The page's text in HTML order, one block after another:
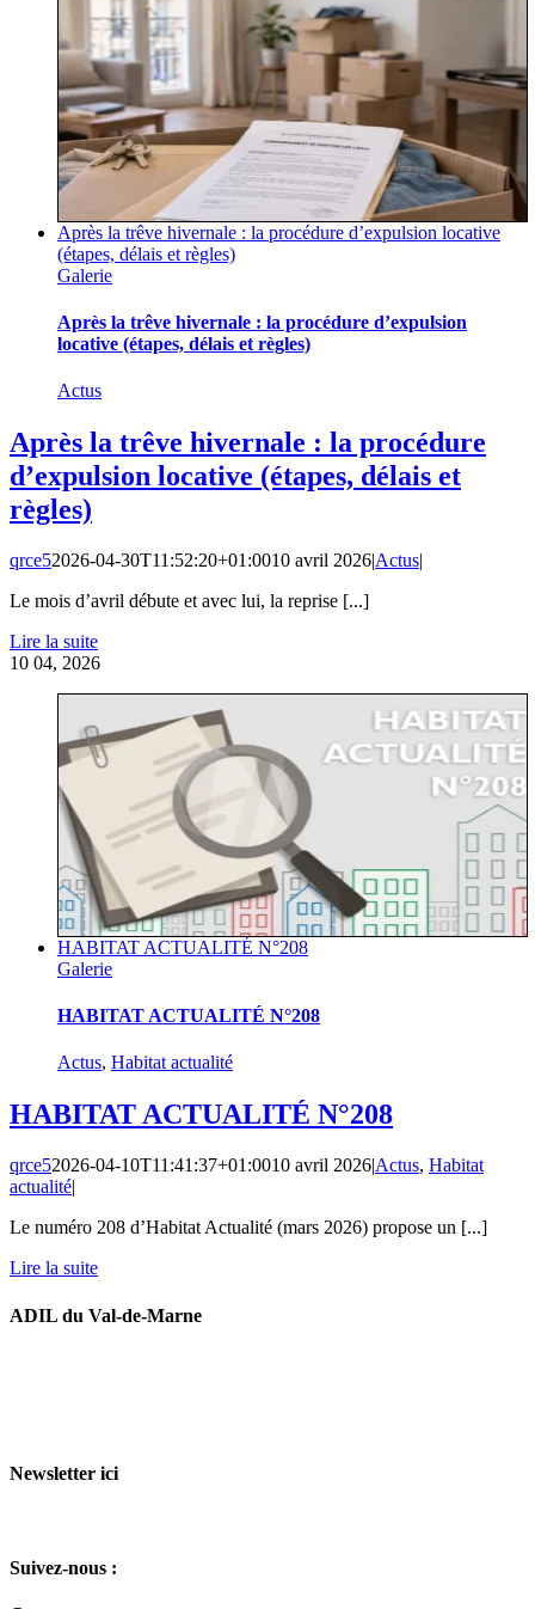
Après la trêve hivernale : la procédure d’expulsion locative
(étapes, délais et règles)
Galerie
Après la trêve hivernale : la procédure d’expulsion
locative (étapes, délais et règles)
Actus
Après la trêve hivernale : la procédure
d’expulsion locative (étapes, délais et
règles)
qrce52026-04-30T11:52:20+01:0010 avril 2026|Actus|
Le mois d’avril débute et avec lui, la reprise [...]
Lire la suite
10 04, 2026
HABITAT ACTUALITÉ N°208
Galerie
HABITAT ACTUALITÉ N°208
Actus, Habitat actualité
HABITAT ACTUALITÉ N°208
qrce52026-04-10T11:41:37+01:0010 avril 2026|Actus, Habitat
actualité|
Le numéro 208 d’Habitat Actualité (mars 2026) propose un [...]
Lire la suite
ADIL du Val-de-Marne
Newsletter ici
Suivez-nous :